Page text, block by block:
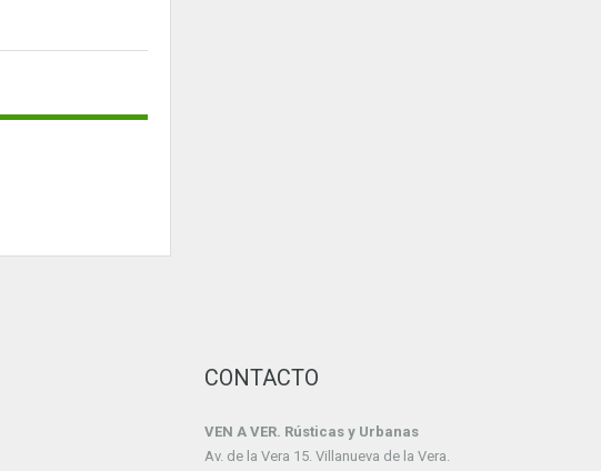
CONTACTO
VEN A VER. Rústicas y Urbanas
Av. de la Vera 15. Villanueva de la Vera.